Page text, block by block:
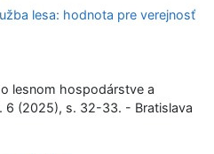
lesa: hodnota pre verejnosť
lesnom hospodárstve a
6 (2025), s. 32-33. - Bratislava